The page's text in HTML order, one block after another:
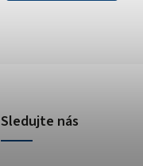
Sledujte nás